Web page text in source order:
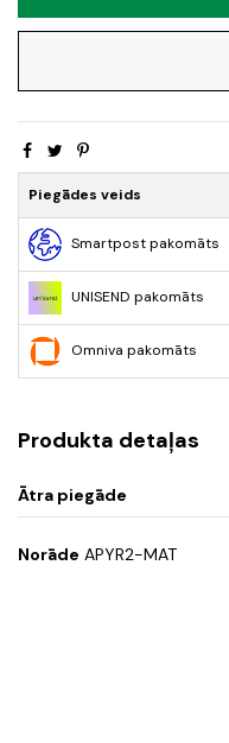
Piegādes veids
Smartpost pakomāts
UNISEND pakomāts
Omniva pakomāts
Produkta detaļas
Ātra piegāde
Norāde APYR2-MAT